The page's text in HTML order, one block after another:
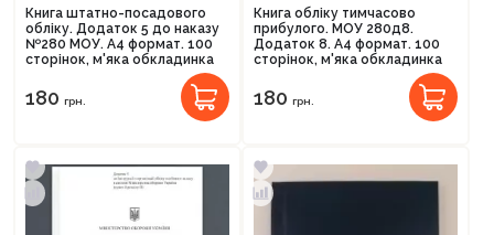
Книга штатно-посадового
обліку. Додаток 5 до наказу
№280 МОУ. А4 формат. 100
сторінок, м'яка обкладинка
180 грн.
Книга обліку тимчасово
прибулого. МОУ 280д8.
Додаток 8. А4 формат. 100
сторінок, м'яка обкладинка
180 грн.